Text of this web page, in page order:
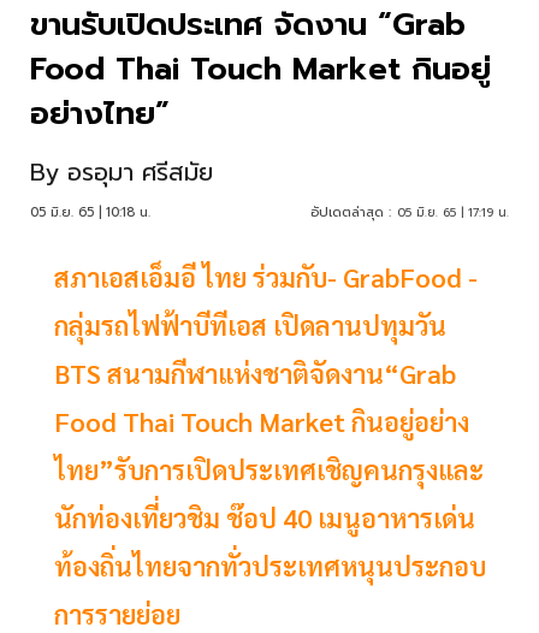
ขานรับเปิดประเทศ จัดงาน “Grab
Food Thai Touch Market กินอยู่
อย่างไทย”
By อรอุมา ศรีสมัย
05 มิ.ย. 65 | 10:18 น. อัปเดตล่าสุด : 05 มิ.ย. 65 | 17:19 น.
สภาเอสเอ็มอี ไทย ร่วมกับ- GrabFood -
กลุ่มรถไฟฟ้าบีทีเอส เปิดลานปทุมวัน
BTS สนามกีฬาแห่งชาติจัดงาน“Grab
Food Thai Touch Market กินอยู่อย่าง
ไทย”รับการเปิดประเทศเชิญคนกรุงและ
นักท่องเที่ยวชิม ช๊อป 40 เมนูอาหารเด่น
ท้องถิ่นไทยจากทั่วประเทศหนุนประกอบ
การรายย่อย